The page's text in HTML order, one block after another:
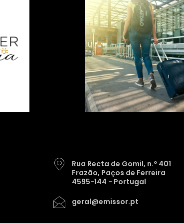
Rua Recta de Gomil, n.º 401
Frazão, Paços de Ferreira
4595-144 - Portugal
geral@emissor.pt